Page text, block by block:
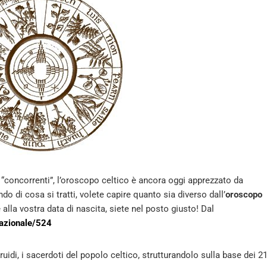
l’oroscopo celtico è ancora oggi apprezzato da
di cosa si tratti, volete capire quanto sia diverso dall’oroscopo
vostra data di nascita, siete nel posto giusto! Dal
524
i sacerdoti del popolo celtico, strutturandolo sulla base dei 21